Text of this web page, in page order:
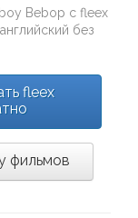
Bebop сfleex
без
fleex
фильмов